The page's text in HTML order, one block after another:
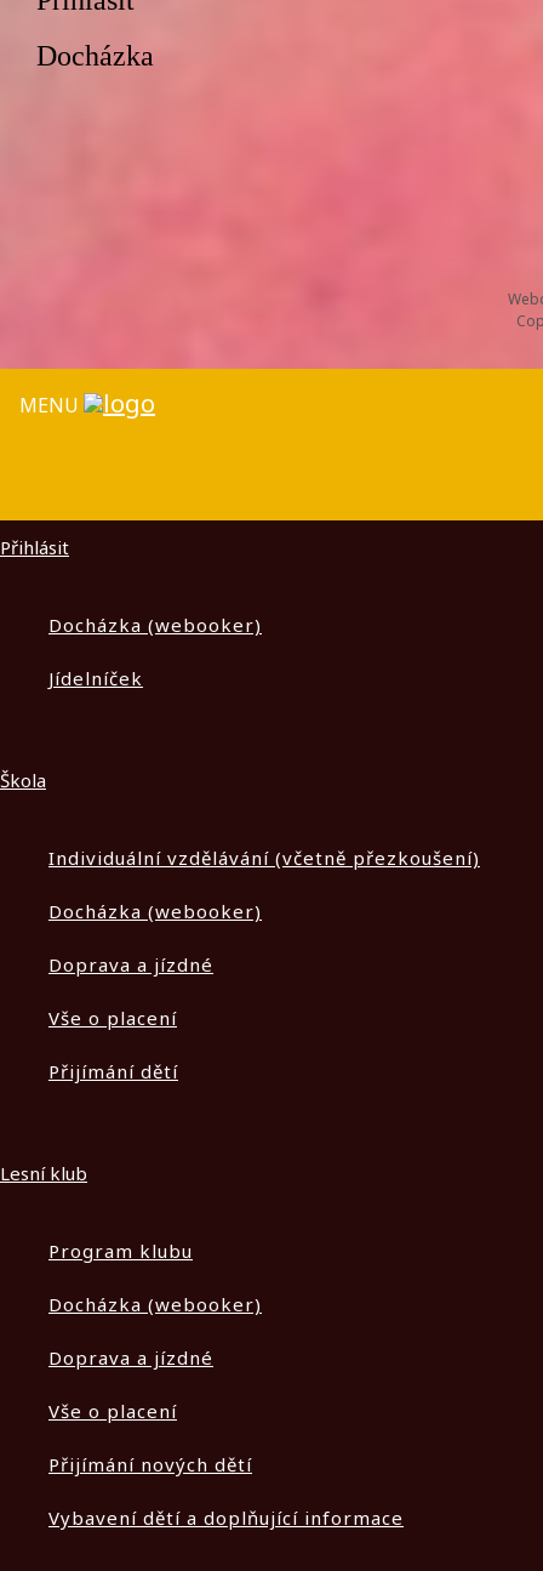
Docházka
MENU
Přihlásit
Docházka (webooker)
Jídelníček
Škola
Individuální vzdělávání (včetně přezkoušení)
Docházka (webooker)
Doprava a jízdné
Vše o placení
Přijímání dětí
Lesní klub
Program klubu
Docházka (webooker)
Doprava a jízdné
Vše o placení
Přijímání nových dětí
Vybavení dětí a doplňující informace